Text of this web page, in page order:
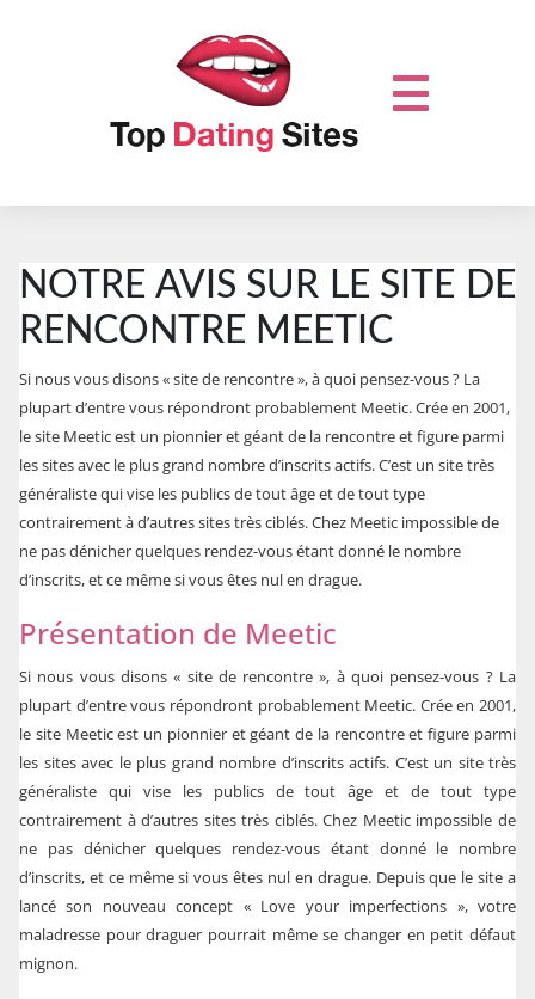
NOTRE AVIS SUR LE SITE DE
RENCONTRE MEETIC
Si nous vous disons « site de rencontre », à quoi pensez-vous ? La
plupart d’entre vous répondront probablement Meetic. Crée en 2001,
le site Meetic est un pionnier et géant de la rencontre et figure parmi
les sites avec le plus grand nombre d’inscrits actifs. C’est un site très
généraliste qui vise les publics de tout âge et de tout type
contrairement à d’autres sites très ciblés. Chez Meetic impossible de
ne pas dénicher quelques rendez-vous étant donné le nombre
d’inscrits, et ce même si vous êtes nul en drague.
Présentation de Meetic
Si nous vous disons « site de rencontre », à quoi pensez-vous ? La
plupart d’entre vous répondront probablement Meetic. Crée en 2001,
le site Meetic est un pionnier et géant de la rencontre et figure parmi
les sites avec le plus grand nombre d’inscrits actifs. C’est un site très
généraliste qui vise les publics de tout âge et de tout type
contrairement à d’autres sites très ciblés. Chez Meetic impossible de
ne pas dénicher quelques rendez-vous étant donné le nombre
d’inscrits, et ce même si vous êtes nul en drague. Depuis que le site a
lancé son nouveau concept « Love your imperfections », votre
maladresse pour draguer pourrait même se changer en petit défaut
mignon.